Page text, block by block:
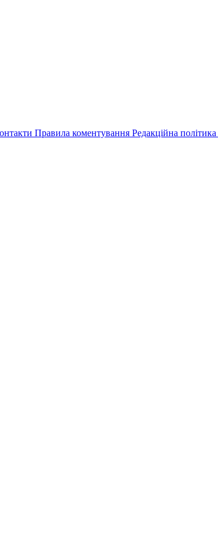
Правила коментування Редакційна політика